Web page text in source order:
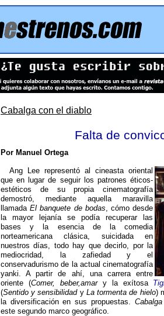
Cabalga con el diablo
Falta de
Por Manuel Ortega
Ang Lee representó al cineasta oriental
que en lugar de seguir los patrones éticos-
estéticos de su propia cinematografía
demostró, mediante aquella maravilla
llamadaEl banquete de bodas, cómo desde
la mayor lejanía se podía recuperar las
bases y la esencia de la comedia
norteamericana clásica, suicidada en
nuestros días, todo hay que decirlo, por la
mediocridad, la zafiedad y el
conservadurismo de la actual cinematografía
yanki. A partir de ahí, una carrera entre
oriente (Comer, beber,amary la exítosa
(Sentido y sensibilidady La tormenta de hielo)
la diversificación en sus propuestas.
este segundo marco geográfico.